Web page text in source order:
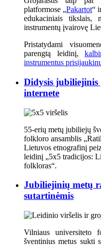
platformose „Pakartot“
edukaciniais tikslais,
instrumentų įvairovę
Pristatydami
parengtą leidinį,
instrumentus
Didysis
internete
55-erių metų jubiliejų
folkloro ansamblis
Lietuvos etnografinį
leidinį „5x5 tradicijos:
folkloras“.
Jubiliejinių metų
sutartinėmis
Vilniaus universiteto
šventinius metus sukti